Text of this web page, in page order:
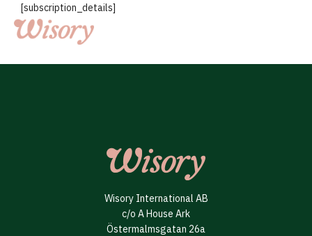
content
[subscription_details]
Wisory International AB
c/o A House Ark
Östermalmsgatan 26a